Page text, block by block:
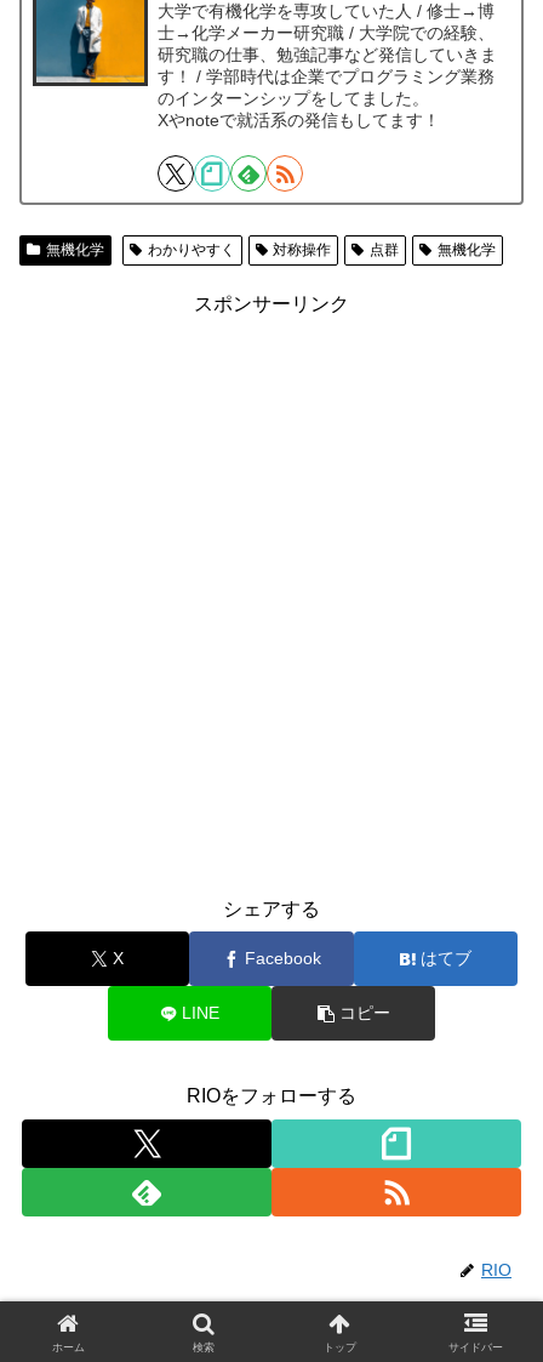
大学で有機化学を専攻していた人 / 修士→博
士→化学メーカー研究職 / 大学院での経験、
研究職の仕事、勉強記事など発信していきま
す！ / 学部時代は企業でプログラミング業務
のインターンシップをしてました。
Xやnoteで就活系の発信もしてます！
無機化学 わかりやすく 対称操作 点群 無機化学
スポンサーリンク
シェアする
X Facebook はてブ
LINE コピー
RIOをフォローする
RIO
関連記事
ホーム 検索 トップ サイドバー